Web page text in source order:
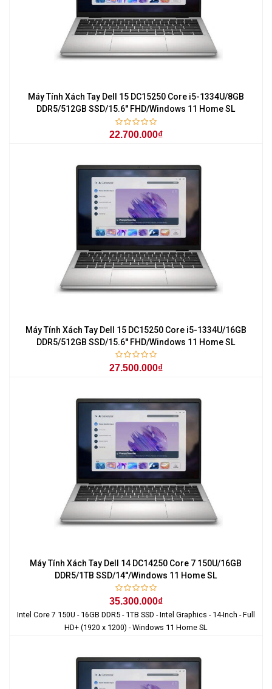
Máy Tính Xách Tay Dell 15 DC15250 Core i5-1334U/8GB
DDR5/512GB SSD/15.6'' FHD/Windows 11 Home SL
22.700.000₫
Máy Tính Xách Tay Dell 15 DC15250 Core i5-1334U/16GB
DDR5/512GB SSD/15.6'' FHD/Windows 11 Home SL
27.500.000₫
Máy Tính Xách Tay Dell 14 DC14250 Core 7 150U/16GB
DDR5/1TB SSD/14''/Windows 11 Home SL
35.300.000₫
Intel Core 7 150U - 16GB DDR5 - 1TB SSD - Intel Graphics - 14-Inch - Full
HD+ (1920 x 1200) - Windows 11 Home SL